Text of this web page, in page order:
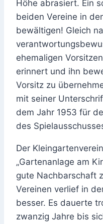
Höhe abrasiert. Ein
beiden Vereine in
bewältigen! Gleich
ehemaligen
erinnert und ihn
Vorsitz zu
mit seiner
dem Jahr 1953 für
des
Der
„Gartenanlage am
gute Nachbarschaft
Vereinen verlief in
besser. Es dauerte
zwanzig Jahre bis